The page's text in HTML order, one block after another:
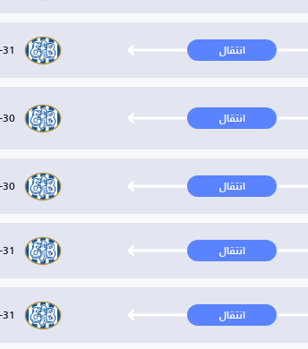
انتقال
انتقال
انتقال
انتقال
انتقال